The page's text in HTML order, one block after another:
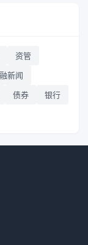
资管
新闻
债券
银行